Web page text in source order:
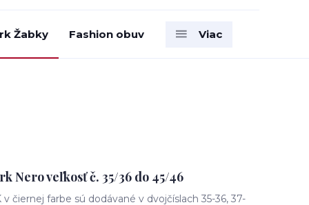
Žabky Fashion obuv Viac
Nero veľkosť č. 35/36 do 45/46
čiernej farbe sú dodávané v dvojčíslach 35-36, 37-